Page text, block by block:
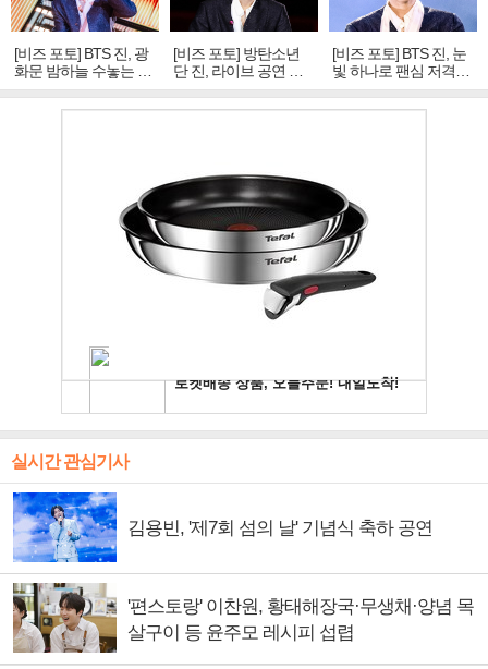
[비즈 포토] BTS 진, 광
화문 밤하늘 수놓는 '비
주얼 킹'의 열창
[비즈 포토] 방탄소년
단 진, 라이브 공연 중
빛나는 독보적 아우라
[비즈 포토] BTS 진, 눈
빛 하나로 팬심 저격…
독보적 카리스마
실시간 관심기사
김용빈, '제7회 섬의 날' 기념식 축하 공연
'편스토랑' 이찬원, 황태해장국·무생채·양념 목
살구이 등 윤주모 레시피 섭렵